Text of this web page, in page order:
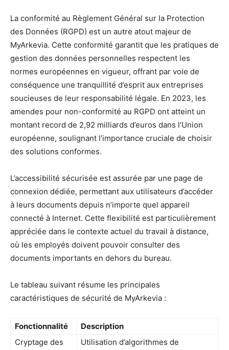
La conformité au Règlement Général sur la Protection
des Données (RGPD) est un autre atout majeur de
MyArkevia. Cette conformité garantit que les pratiques de
gestion des données personnelles respectent les
normes européennes en vigueur, offrant par voie de
conséquence une tranquillité d’esprit aux entreprises
soucieuses de leur responsabilité légale. En 2023, les
amendes pour non-conformité au RGPD ont atteint un
montant record de 2,92 milliards d’euros dans l’Union
européenne, soulignant l’importance cruciale de choisir
des solutions conformes.
L’accessibilité sécurisée est assurée par une page de
connexion dédiée, permettant aux utilisateurs d’accéder
à leurs documents depuis n’importe quel appareil
connecté à Internet. Cette flexibilité est particulièrement
appréciée dans le contexte actuel du travail à distance,
où les employés doivent pouvoir consulter des
documents importants en dehors du bureau.
Le tableau suivant résume les principales
caractéristiques de sécurité de MyArkevia :
Fonctionnalité
Description
Cryptage des
Utilisation d’algorithmes de